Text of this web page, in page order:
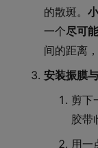
的散斑。
一个尽可
间的距离
安装振膜
剪下
胶带
用一